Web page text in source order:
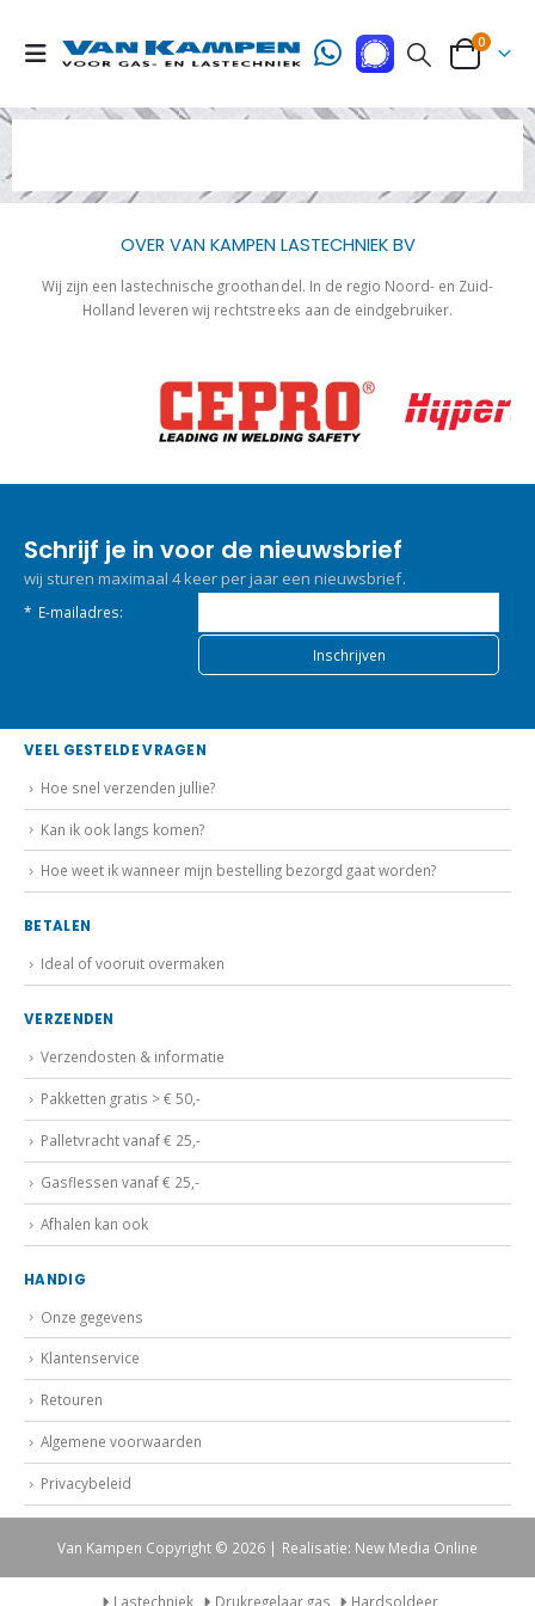
0
OVER VAN KAMPEN LASTECHNIEK BV
Wij zijn een lastechnische groothandel. In de regio Noord- en Zuid-
Holland leveren wij rechtstreeks aan de eindgebruiker.
Schrijf je in voor de nieuwsbrief
wij sturen maximaal 4 keer per jaar een nieuwsbrief.
* E-mailadres:
VEEL GESTELDE VRAGEN
Hoe snel verzenden jullie?
Kan ik ook langs komen?
Hoe weet ik wanneer mijn bestelling bezorgd gaat worden?
BETALEN
Ideal of vooruit overmaken
VERZENDEN
Verzendosten & informatie
Pakketten gratis > € 50,-
Palletvracht vanaf € 25,-
Gasflessen vanaf € 25,-
Afhalen kan ook
HANDIG
Onze gegevens
Klantenservice
Retouren
Algemene voorwaarden
Privacybeleid
Van Kampen Copyright © 2026 | Realisatie: New Media Online
Lastechniek Drukregelaar gas Hardsoldeer